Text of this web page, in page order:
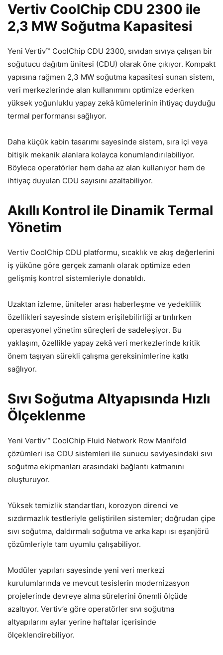
Vertiv CoolChip CDU 2300 ile
2,3 MW Soğutma Kapasitesi
Yeni Vertiv™ CoolChip CDU 2300, sıvıdan sıvıya çalışan bir
soğutucu dağıtım ünitesi (CDU) olarak öne çıkıyor. Kompakt
yapısına rağmen 2,3 MW soğutma kapasitesi sunan sistem,
veri merkezlerinde alan kullanımını optimize ederken
yüksek yoğunluklu yapay zekâ kümelerinin ihtiyaç duyduğu
termal performansı sağlıyor.
Daha küçük kabin tasarımı sayesinde sistem, sıra içi veya
bitişik mekanik alanlara kolayca konumlandırılabiliyor.
Böylece operatörler hem daha az alan kullanıyor hem de
ihtiyaç duyulan CDU sayısını azaltabiliyor.
Akıllı Kontrol ile Dinamik Termal
Yönetim
Vertiv CoolChip CDU platformu, sıcaklık ve akış değerlerini
iş yüküne göre gerçek zamanlı olarak optimize eden
gelişmiş kontrol sistemleriyle donatıldı.
Uzaktan izleme, üniteler arası haberleşme ve yedeklilik
özellikleri sayesinde sistem erişilebilirliği artırılırken
operasyonel yönetim süreçleri de sadeleşiyor. Bu
yaklaşım, özellikle yapay zekâ veri merkezlerinde kritik
önem taşıyan sürekli çalışma gereksinimlerine katkı
sağlıyor.
Sıvı Soğutma Altyapısında Hızlı
Ölçeklenme
Yeni Vertiv™ CoolChip Fluid Network Row Manifold
çözümleri ise CDU sistemleri ile sunucu seviyesindeki sıvı
soğutma ekipmanları arasındaki bağlantı katmanını
oluşturuyor.
Yüksek temizlik standartları, korozyon direnci ve
sızdırmazlık testleriyle geliştirilen sistemler; doğrudan çipe
sıvı soğutma, daldırmalı soğutma ve arka kapı ısı eşanjörü
çözümleriyle tam uyumlu çalışabiliyor.
Modüler yapıları sayesinde yeni veri merkezi
kurulumlarında ve mevcut tesislerin modernizasyon
projelerinde devreye alma sürelerini önemli ölçüde
azaltıyor. Vertiv’e göre operatörler sıvı soğutma
altyapılarını aylar yerine haftalar içerisinde
ölçeklendirebiliyor.